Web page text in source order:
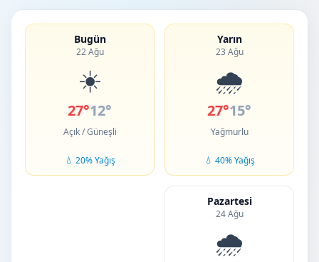
Bugün
22 Ağu
☀️
27°12°
Açık / Güneşli
💧 20% Yağış
Yarın
23 Ağu
🌧️
27°15°
Yağmurlu
💧 40% Yağış
Pazartesi
24 Ağu
🌧️